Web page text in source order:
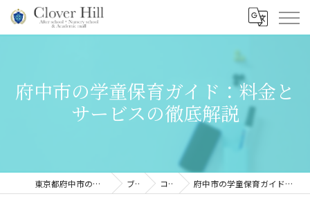
府中市の学童保育ガイド：料金と
サービスの徹底解説
東京都府中市の習い事ならClover Hill ブログ コラム 府中市の学童保育ガイド：料金とサービスの徹底解説